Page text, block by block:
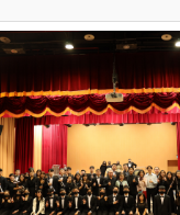
未上傳圖片